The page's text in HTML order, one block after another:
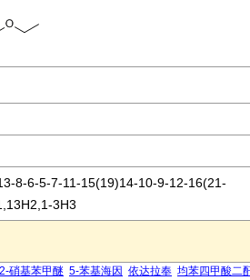
8-6-5-7-11-15(19)14-10-9-12-16(21-
3H3
硝基苯甲醚 5-苯基海因 依达拉奉 均苯四甲酸二